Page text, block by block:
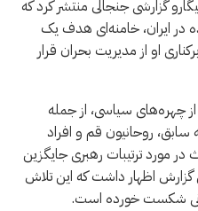
گزارشی جنجالی منتشر کرد که
در ایران، خامنه‌ای هدف یک
او از مدیریت بحران قرار
از چهره‌های سیاسی، از جمله
روحانیون قم و افراد
در مورد ترتیبات رهبری جایگزین
گزارش اظهار داشت که این تلاش
شکست خورده است.